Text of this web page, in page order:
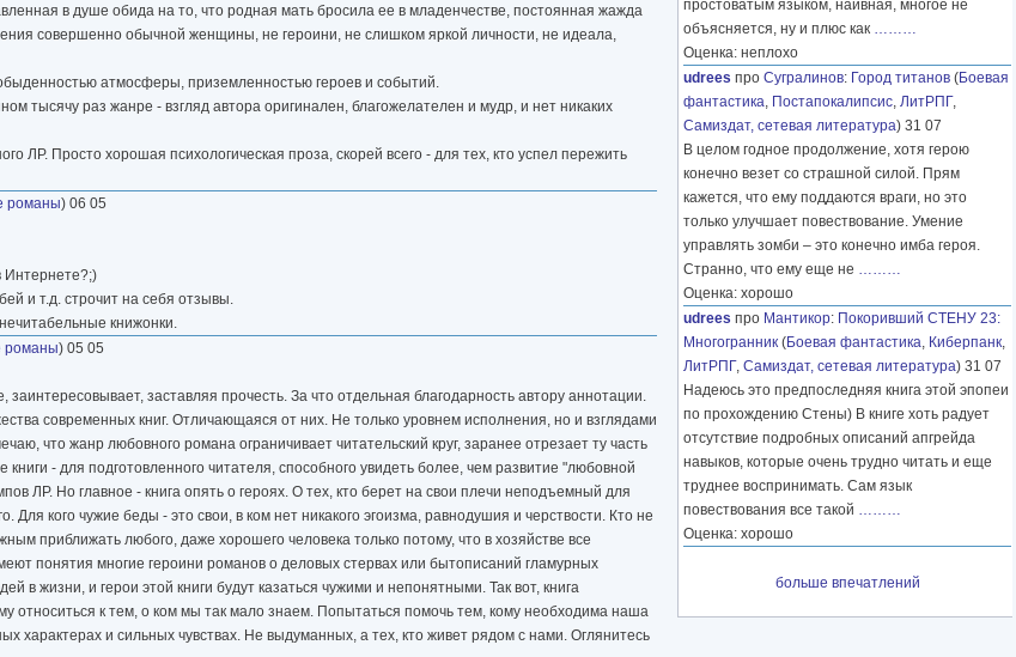
в душе обида на то, что родная мать бросила ее в младенчестве, постоянная жажда
совершенно обычной женщины, не героини, не слишком яркой личности, не идеала,
атмосферы, приземленностью героев и событий.
тысячу раз жанре - взгляд автора оригинален, благожелателен и мудр, и нет никаких
ЛР. Просто хорошая психологическая проза, скорей всего - для тех, кто успел пережить
романы) 06 05
Интернете?;)
и т.д. строчит на себя отзывы.
книжонки.
романы) 05 05
заставляя прочесть. За что отдельная благодарность автору аннотации.
современных книг. Отличающаяся от них. Не только уровнем исполнения, но и взглядами
что жанр любовного романа ограничивает читательский круг, заранее отрезает ту часть
- для подготовленного читателя, способного увидеть более, чем развитие "любовной
ЛР. Но главное - книга опять о героях. О тех, кто берет на свои плечи неподъемный для
Для кого чужие беды - это свои, в ком нет никакого эгоизма, равнодушия и черствости. Кто не
приближать любого, даже хорошего человека только потому, что в хозяйстве все
понятия многие героини романов о деловых стервах или бытописаний гламурных
в жизни, и герои этой книги будут казаться чужими и непонятными. Так вот, книга
относиться к тем, о ком мы так мало знаем. Попытаться помочь тем, кому необходима наша
характерах и сильных чувствах. Не выдуманных, а тех, кто живет рядом с нами. Оглянитесь
простоватым языком, наивная, многое не
объясняется, ну и плюс как ………
Оценка: неплохо
udrees про Сугралинов: Город титанов (Боевая
фантастика, Постапокалипсис, ЛитРПГ,
Самиздат, сетевая литература) 31 07
В целом годное продолжение, хотя герою
конечно везет со страшной силой. Прям
кажется, что ему поддаются враги, но это
только улучшает повествование. Умение
управлять зомби – это конечно имба героя.
Странно, что ему еще не ………
Оценка: хорошо
udrees про Мантикор: Покоривший СТЕНУ 23:
Многогранник (Боевая фантастика, Киберпанк,
ЛитРПГ, Самиздат, сетевая литература) 31 07
Надеюсь это предпоследняя книга этой эпопеи
по прохождению Стены) В книге хоть радует
отсутствие подробных описаний апгрейда
навыков, которые очень трудно читать и еще
труднее воспринимать. Сам язык
повествования все такой ………
Оценка: хорошо
больше впечатлений